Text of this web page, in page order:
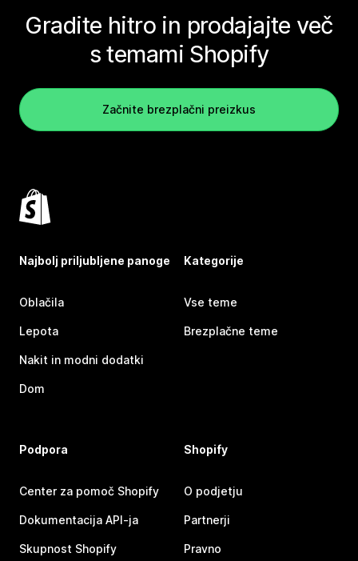
Gradite hitro in prodajajte več
s temami Shopify
Začnite brezplačni preizkus
Najbolj priljubljene panoge
Oblačila
Lepota
Nakit in modni dodatki
Dom
Kategorije
Vse teme
Brezplačne teme
Podpora
Center za pomoč Shopify
Dokumentacija API-ja
Skupnost Shopify
Shopify
O podjetju
Partnerji
Pravno